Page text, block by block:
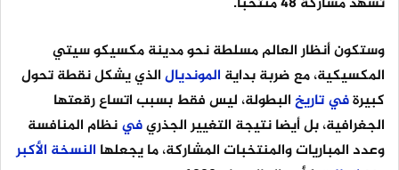
وستكون أنظار العالم مسلطة نحو مدينة مكسيكو سيتي
المكسيكية، مع ضربة بداية المونديالالذي يشكل نقطة تحول
كبيرةفيتاريخالبطولة، ليس فقط بسبب اتساع رقعتها
الجغرافية، بل أيضا نتيجة التغيير الجذريفينظام المنافسة
وعدد المباريات والمنتخبات المشاركة، ما يجعلها النسخة الأكبر